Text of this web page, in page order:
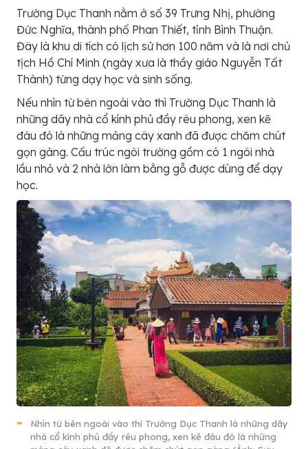
Trường Dục Thanh nằm ở số 39 Trưng Nhị, phường
Đức Nghĩa, thành phố Phan Thiết, tỉnh Bình Thuận.
Đây là khu di tích có lịch sử hơn 100 năm và là nơi chủ
tịch Hồ Chí Minh (ngày xưa là thầy giáo Nguyễn Tất
Thành) từng dạy học và sinh sống.
Nếu nhìn từ bên ngoài vào thì Trường Dục Thanh là
những dãy nhà cổ kính phủ đầy rêu phong, xen kẽ
đâu đó là những mảng cây xanh đã được chăm chút
gọn gàng. Cấu trúc ngôi trường gồm có 1 ngôi nhà
lầu nhỏ và 2 nhà lớn làm bằng gỗ được dùng để dạy
học.
Nhìn từ bên ngoài vào thì Trường Dục Thanh là những dãy
nhà cổ kính phủ đầy rêu phong, xen kẽ đâu đó là những